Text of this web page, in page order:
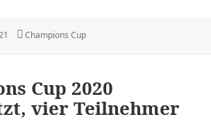
Kategorien
Champions Cup
Cup 2020
vier Teilnehmer